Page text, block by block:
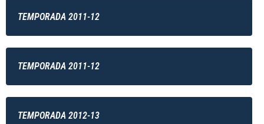
TEMPORADA 2011-12
TEMPORADA 2011-12
TEMPORADA 2012-13